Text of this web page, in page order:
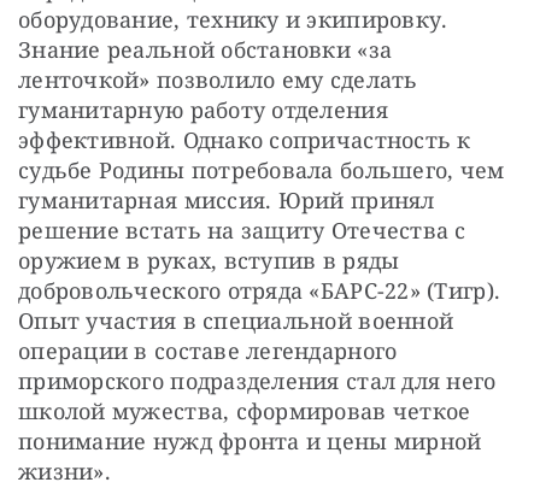
оборудование, технику и экипировку.
Знание реальной обстановки «за
ленточкой» позволило ему сделать
гуманитарную работу отделения
эффективной. Однако сопричастность к
судьбе Родины потребовала большего, чем
гуманитарная миссия. Юрий принял
решение встать на защиту Отечества с
оружием в руках, вступив в ряды
добровольческого отряда «БАРС-22» (Тигр).
Опыт участия в специальной военной
операции в составе легендарного
приморского подразделения стал для него
школой мужества, сформировав четкое
понимание нужд фронта и цены мирной
жизни».